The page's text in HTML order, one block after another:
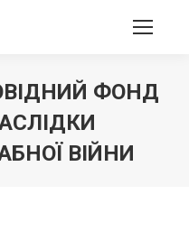
ФОНД
ВІЙНИ